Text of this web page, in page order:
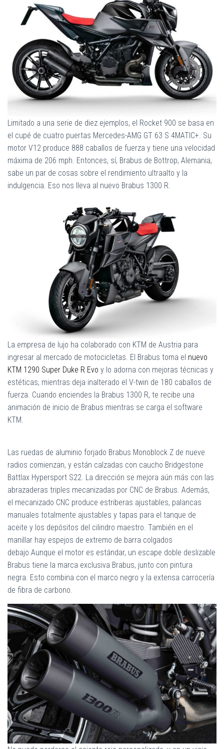
Limitado a una serie de diez ejemplos, el Rocket 900 se basa en
el cupé de cuatro puertas Mercedes-AMG GT 63 S 4MATIC+. Su
motor V12 produce 888 caballos de fuerza y ​​tiene una velocidad
máxima de 206 mph. Entonces, sí, Brabus de Bottrop, Alemania,
sabe un par de cosas sobre el rendimiento ultraalto y la
indulgencia. Eso nos lleva al nuevo Brabus 1300 R.
La empresa de lujo ha colaborado con KTM de Austria para
ingresar al mercado de motocicletas. El Brabus toma el nuevo
KTM 1290 Super Duke R Evo y lo adorna con mejoras técnicas y
estéticas, mientras deja inalterado el V-twin de 180 caballos de
fuerza. Cuando enciendes la Brabus 1300 R, te recibe una
animación de inicio de Brabus mientras se carga el software
KTM.
Las ruedas de aluminio forjado Brabus Monoblock Z de nueve
radios comienzan, y están calzadas con caucho Bridgestone
Battlax Hypersport S22. La dirección se mejora aún más con las
abrazaderas triples mecanizadas por CNC de Brabus. Además,
el mecanizado CNC produce estriberas ajustables, palancas
manuales totalmente ajustables y tapas para el tanque de
aceite y los depósitos del cilindro maestro. También en el
manillar hay espejos de extremo de barra colgados
debajo.Aunque el motor es estándar, un escape doble deslizable
Brabus tiene la marca exclusiva Brabus, junto con pintura
negra. Esto combina con el marco negro y la extensa carrocería
de fibra de carbono.